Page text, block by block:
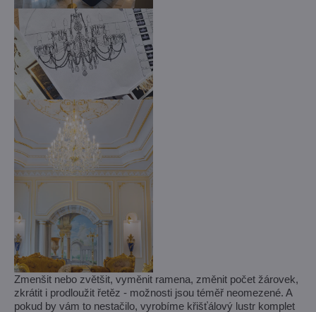
Zmenšit nebo zvětšit, vyměnit ramena, změnit počet žárovek,
zkrátit i prodloužit řetěz - možnosti jsou téměř neomezené. A
pokud by vám to nestačilo, vyrobíme křišťálový lustr komplet